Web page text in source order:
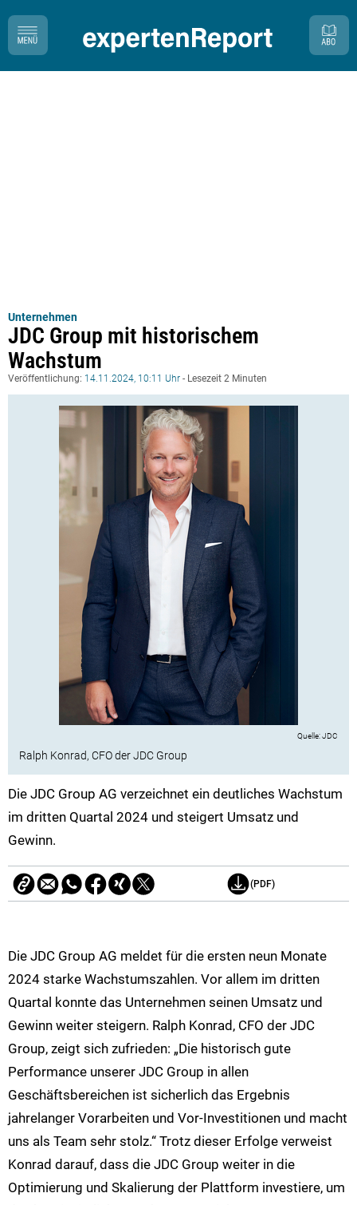
Ralph Konrad, CFO der JDC Group
JDC
Unternehmen
JDC Group mit historischem
Wachstum
Veröffentlichung: 14.11.2024, 10:11 Uhr - Lesezeit 2 Minuten
Die JDC Group AG verzeichnet ein deutliches Wachstum
im dritten Quartal 2024 und steigert Umsatz und
Gewinn.
(PDF)
Die JDC Group AG meldet für die ersten neun Monate
2024 starke Wachstumszahlen. Vor allem im dritten
Quartal konnte das Unternehmen seinen Umsatz und
Gewinn weiter steigern. Ralph Konrad, CFO der JDC
Group, zeigt sich zufrieden: „Die historisch gute
Performance unserer JDC Group in allen
Geschäftsbereichen ist sicherlich das Ergebnis
jahrelanger Vorarbeiten und Vor-Investitionen und macht
uns als Team sehr stolz.“ Trotz dieser Erfolge verweist
Konrad darauf, dass die JDC Group weiter in die
Optimierung und Skalierung der Plattform investiere, um